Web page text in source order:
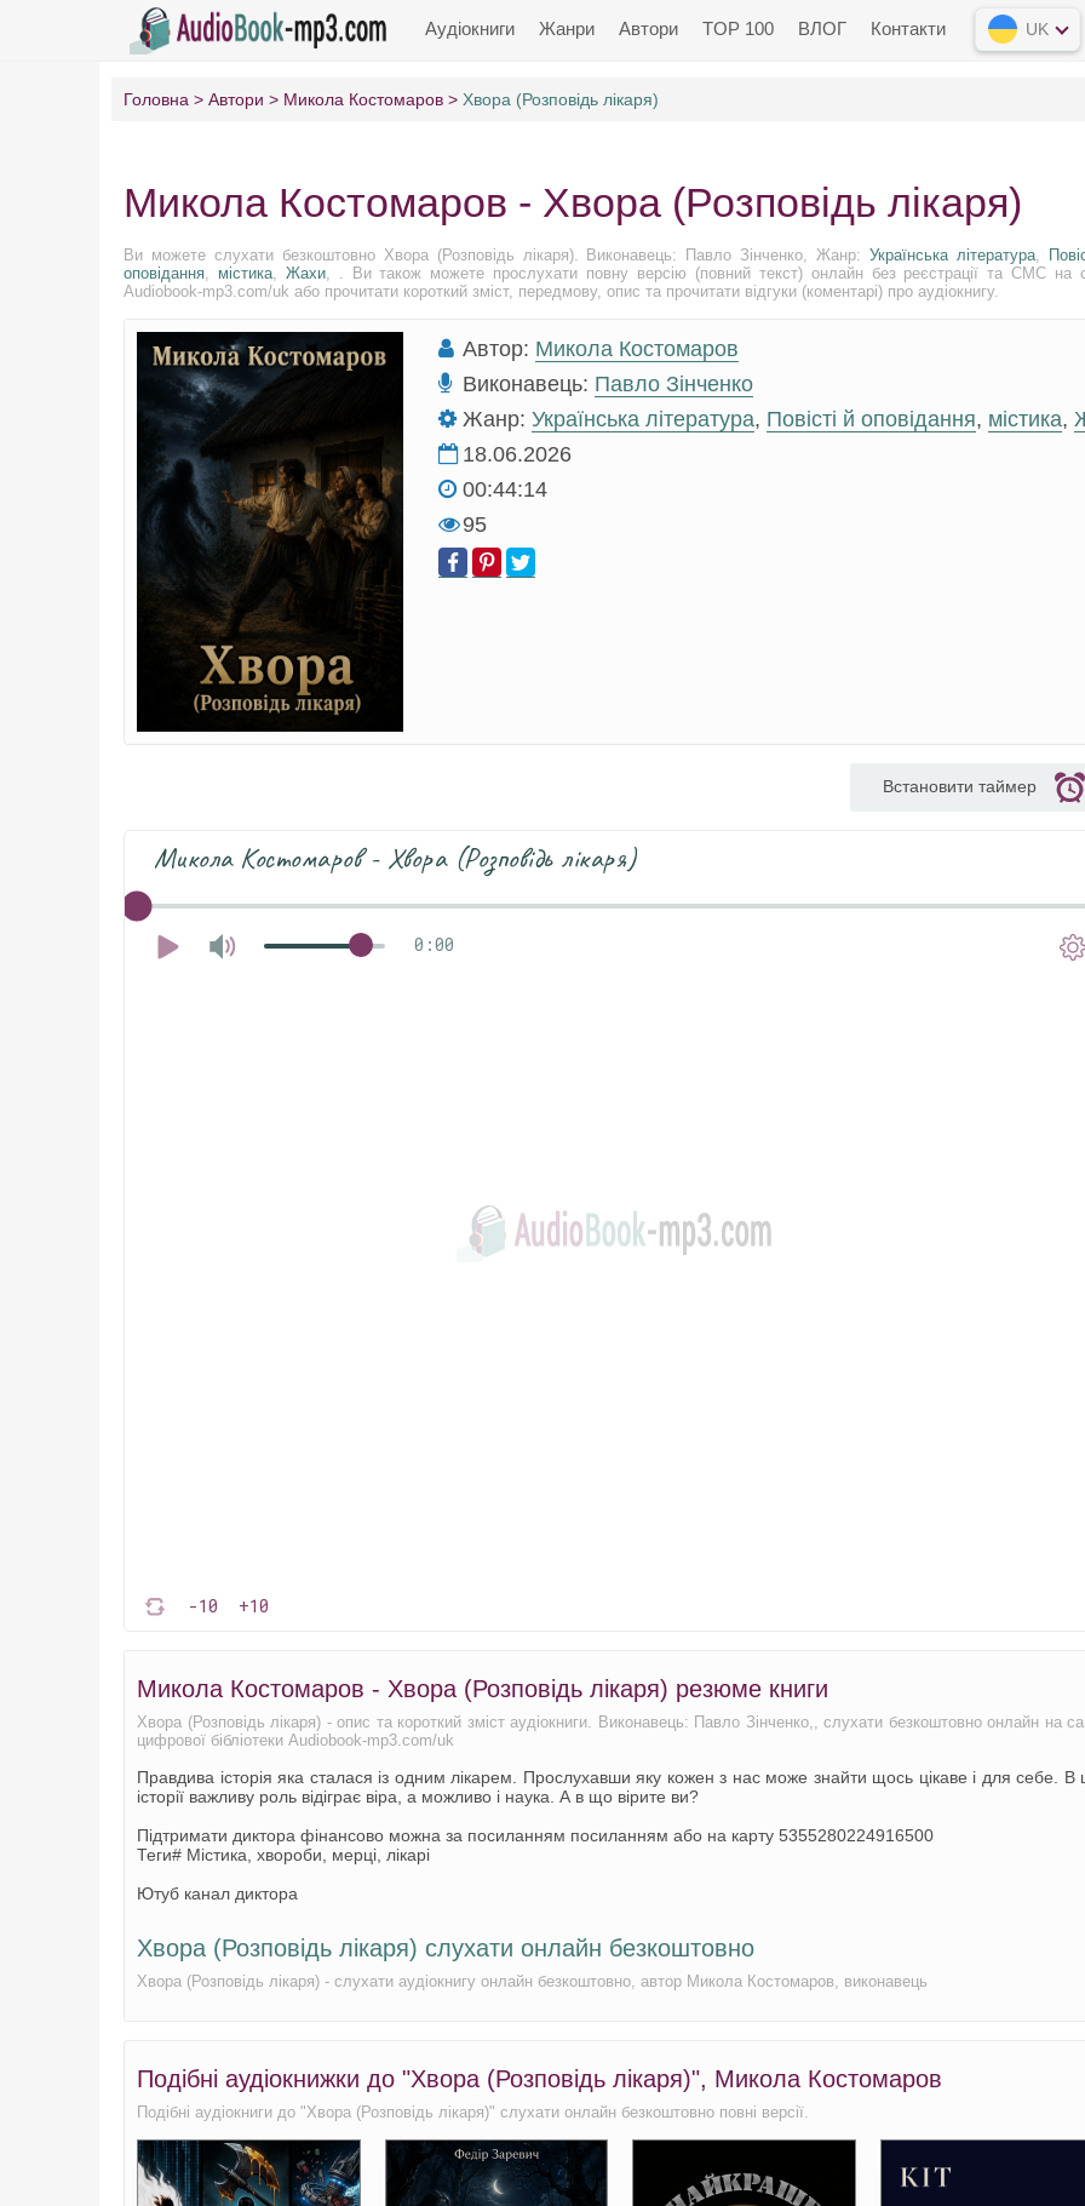
Аудіокниги Жанри Автори TOP 100 ВЛОГ Контакти UK
Головна Автори Микола Костомаров Хвора (Розповідь лікаря)
Микола Костомаров - Хвора (Розповідь лікаря)
Ви можете слухати безкоштовно Хвора (Розповідь лікаря). Виконавець: Павло Зінченко, Жанр:Українська література,
оповідання, містика, Жахи, . Ви також можете прослухати повну версію (повний текст) онлайн без реєстрації та СМС на
Audiobook-mp3.com/uk або прочитати короткий зміст, передмову, опис та прочитати відгуки (коментарі) про аудіокнигу.
Автор: Микола Костомаров
Виконавець: Павло Зінченко
Жанр: Українська література, Повісті й оповідання, містика,
18.06.2026
00:44:14
95
Встановити таймер
Микола Костомаров - Хвора (Розповідь лікаря)
0:00
-10 +10
Микола Костомаров - Хвора (Розповідь лікаря) резюме книги
Хвора (Розповідь лікаря) - опис та короткий зміст аудіокниги. Виконавець: Павло Зінченко,, слухати безкоштовно онлайн на
цифрової бібліотеки Audiobook-mp3.com/uk
Правдива історія яка сталася із одним лікарем. Прослухавши яку кожен з нас може знайти щось цікаве і для себе. В
історії важливу роль відіграє віра, а можливо і наука. А в що вірите ви?
Підтримати диктора фінансово можна за посиланням посиланням або на карту 5355280224916500
Теги# Містика, хвороби, мерці, лікарі
Ютуб канал диктора
Хвора (Розповідь лікаря) слухати онлайн безкоштовно
Хвора (Розповідь лікаря) - слухати аудіокнигу онлайн безкоштовно, автор Микола Костомаров, виконавець
Подібні аудіокнижки до "Хвора (Розповідь лікаря)", Микола Костомаров
Подібні аудіокниги до "Хвора (Розповідь лікаря)" слухати онлайн безкоштовно повні версії.